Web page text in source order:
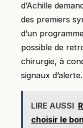
d’Achille
des premiers
d’un
possible de
chirurgie, à
signaux d’alerte.
LIRE AUSSI
choisir le